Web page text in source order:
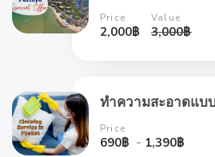
Price
2,000฿
Value
3,000฿
ทำความสะอาดแบ
Price
690฿ - 1,390฿